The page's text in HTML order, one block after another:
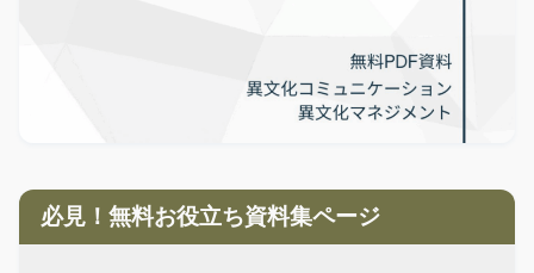
必見！無料お役立ち資料集ページ